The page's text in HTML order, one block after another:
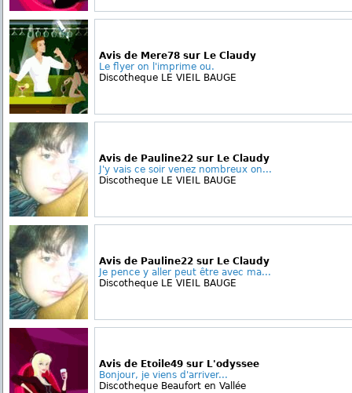
Avis de Mere78 sur Le Claudy
Le flyer on l'imprime ou.
Discotheque LE VIEIL BAUGE
Avis de Pauline22 sur Le Claudy
J'y vais ce soir venez nombreux on...
Discotheque LE VIEIL BAUGE
Avis de Pauline22 sur Le Claudy
Je pence y aller peut être avec ma...
Discotheque LE VIEIL BAUGE
Avis de Etoile49 sur L'odyssee
Bonjour, je viens d'arriver...
Discotheque Beaufort en Vallée